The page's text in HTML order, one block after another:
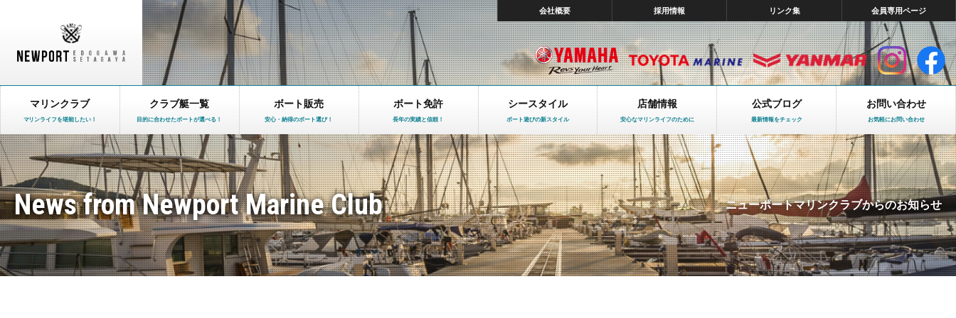
会社概要 採用情報 リンク集 会員専用ページ
マリンクラブ
マリンライフを堪能したい！
クラブ艇一覧
目的に合わせたボートが選べる！
ボート販売
安心・納得のボート選び！
ボート免許
長年の実績と信頼！
シースタイル
ボート遊びの新スタイル
店舗情報
安心なマリンライフのために
公式ブログ
最新情報をチェック
お問い合わせ
お気軽にお問い合わせ
News from Newport Marine Club ニューポートマリンクラブからのお知らせ